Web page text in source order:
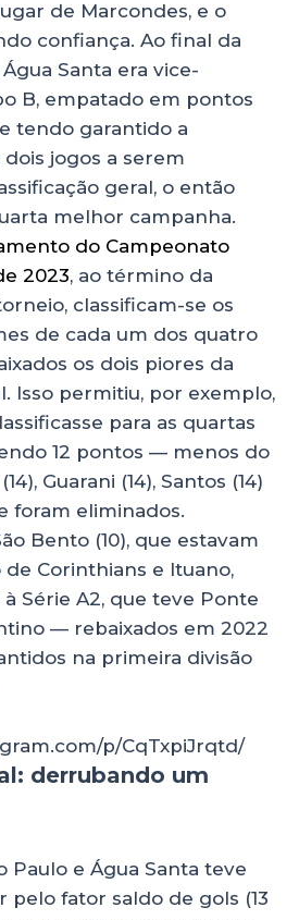
de Marcondes, e o
confiança. Ao final da
Santa era vice-
B, empatado em pontos
tendo garantido a
jogos a serem
geral, o então
melhor campanha.
do Campeonato
2023, ao término da
classificam-se os
de cada um dos quatro
os dois piores da
Isso permitiu, por exemplo,
para as quartas
12 pontos — menos do
Guarani (14), Santos (14)
foram eliminados.
Bento (10), que estavam
Corinthians e Ituano,
Série A2, que teve Ponte
— rebaixados em 2022
na primeira divisão
p/CqTxpiJrqtd/
derrubando um
Paulo e Água Santa teve
pelo fator saldo de gols (13